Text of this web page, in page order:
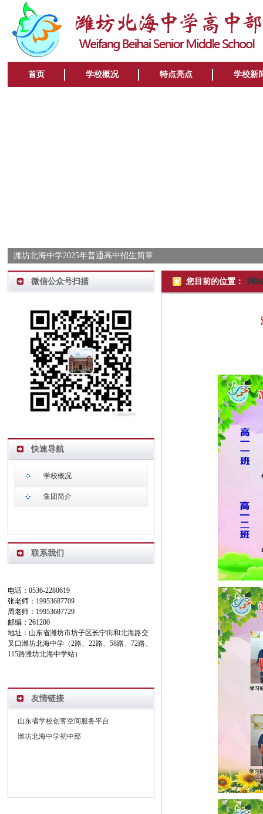
首页 学校概况 特点亮点 学校新
潍坊北海中学2025年普通高中招生简章
您目前的位置： 网
微信公众号扫描
快速导航
学校概况
集团简介
联系我们
电话：0536-2280619
张老师： 19953687709
周老师：19953687729
邮编：261200
地址： 山东省潍坊市坊子区长宁街和北海路交
叉口潍坊北海中学（2路、22路、58路、72路、
115路潍坊北海中学站）
友情链接
山东省学校创客空间服务平台
潍坊北海中学初中部